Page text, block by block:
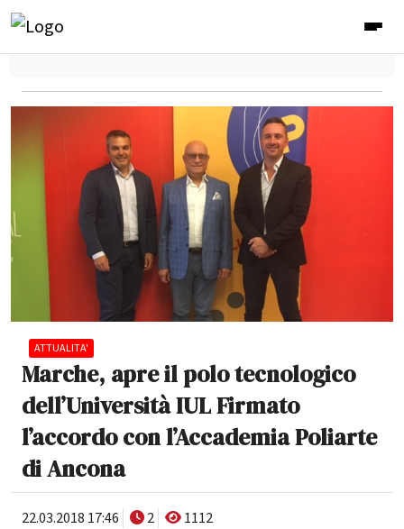
ATTUALITA'
Marche, apre il polo tecnologico
dell’Università IUL Firmato
l’accordo con l’Accademia Poliarte
di Ancona
22.03.2018 17:46 2
1112